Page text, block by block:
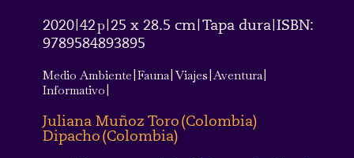
2020 42p 25 x 28.5 cm Tapa dura ISBN:
9789584893895
Medio Ambiente Fauna Viajes Aventura
Informativo
Juliana Muñoz Toro(Colombia)
Dipacho(Colombia)